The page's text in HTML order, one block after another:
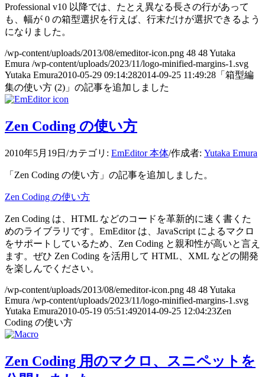
Professional v10 以降では、たとえ異なる長さの行があって
も、幅が 0 の箱型選択を行えば、行末だけが選択できるよう
になりました。
/wp-content/uploads/2013/08/emeditor-icon.png 48 48Yutaka
Emura /wp-content/uploads/2023/11/logo-minified-margins-1.svg
Yutaka Emura2010-05-29 09:14:282014-09-25 11:49:28 「箱型編
集の使い方 (2)」の記事を追加しました
Zen Coding の使い方
2010年5月19日 /カテゴリ: EmEditor 本体/作成者: Yutaka Emura
「Zen Coding の使い方」の記事を追加しました。
Zen Coding の使い方
Zen Coding は、HTML などのコードを革新的に速く書くた
めのライブラリです。EmEditor は、JavaScript によるマクロ
をサポートしているため、Zen Coding と親和性が高いと言え
ます。ぜひ Zen Coding を活用して HTML、XML などの開発
を楽しんでください。
/wp-content/uploads/2013/08/emeditor-icon.png 48 48Yutaka
Emura /wp-content/uploads/2023/11/logo-minified-margins-1.svg
Yutaka Emura2010-05-19 05:51:492014-09-25 12:04:23Zen
Coding の使い方
Zen Coding 用のマクロ、スニペットを